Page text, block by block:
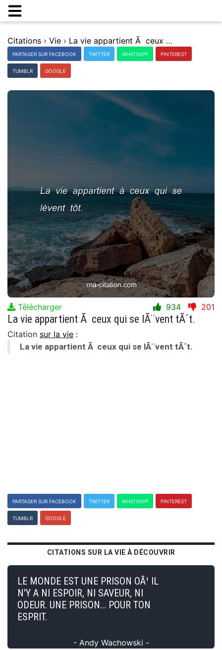
Citations › Vie › La vie appartient Ã ceux qui se lÃ¨vent tÃ´t.
PARTAGER SUR FACEBOOK TWITTER WHATSAPP PINTEREST
TUMBLR GOOGLE
Télécharger 934 201
La vie appartient Ã ceux qui se lÃ¨vent tÃ´t.
Citation sur la vie :
La vie appartient Ã ceux qui se lÃ¨vent tÃ´t.
PARTAGER SUR FACEBOOK TWITTER WHATSAPP PINTEREST
TUMBLR GOOGLE
CITATIONS SUR LA VIE À DÉCOUVRIR
LE MONDE EST UNE PRISON OÃ¹ IL
N'Y A NI ESPOIR, NI SAVEUR, NI
ODEUR. UNE PRISON... POUR TON
ESPRIT.
- Andy Wachowski -